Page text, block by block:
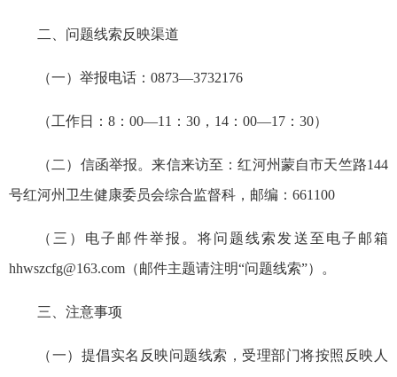
二、问题线索反映渠道
（一）举报电话：0873—3732176
（工作日：8：00—11：30，14：00—17：30）
（二）信函举报。来信来访至：红河州蒙自市天竺路144
号红河州卫生健康委员会综合监督科，邮编：661100
（三）电子邮件举报。将问题线索发送至电子邮箱
hhwszcfg@163.com（邮件主题请注明“问题线索”）。
三、注意事项
（一）提倡实名反映问题线索，受理部门将按照反映人